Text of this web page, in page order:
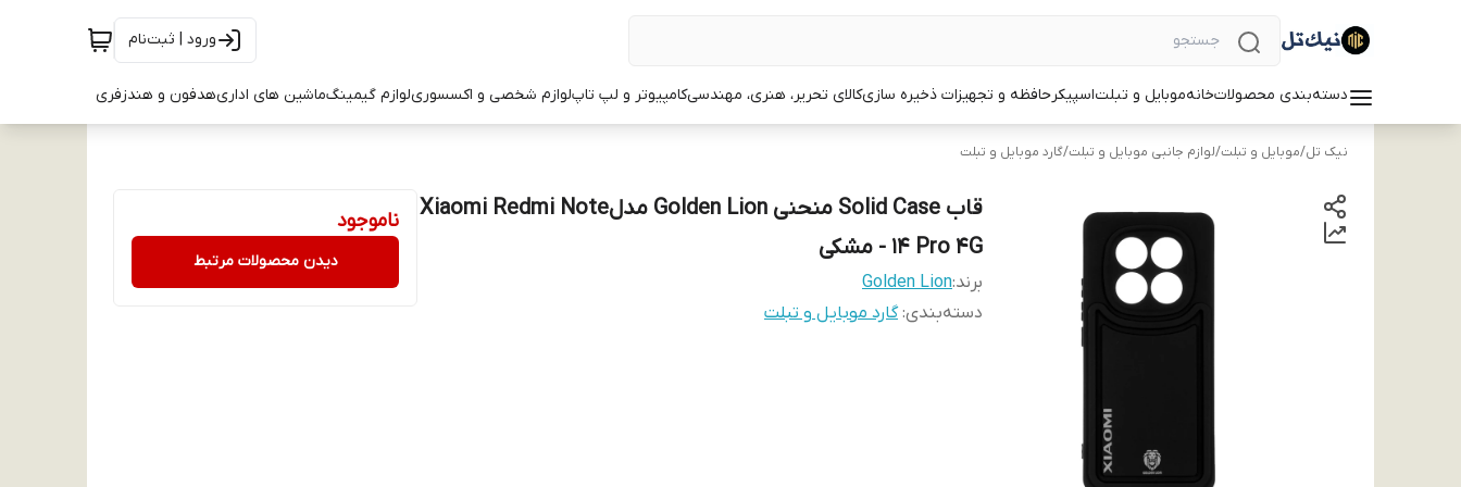
ورود | ثبت‌نام
دسته‌بندی محصولاتخانهموبایل و تبلتاسپیکرحافظه و تجهیزات ذخیره سازیکالای تحریر، هنری، مهندسیکامپیوتر و لپ تاپلوازم شخصی و اکسسوریلوازم گیمینگماشین های اداریهدفون و هندزفری
نیک تل/موبایل و تبلت/لوازم جانبی موبایل و تبلت/گارد موبایل و تبلت
قاب Solid Case منحنی Golden Lion مدلXiaomi Redmi Note
14 Pro 4G - مشکی
برند:Golden Lion
دسته‌بندی:گارد موبایل و تبلت
ناموجود
دیدن محصولات مرتبط